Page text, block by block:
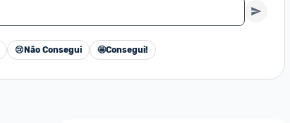
😢 Não Consegui 🤩Consegui!